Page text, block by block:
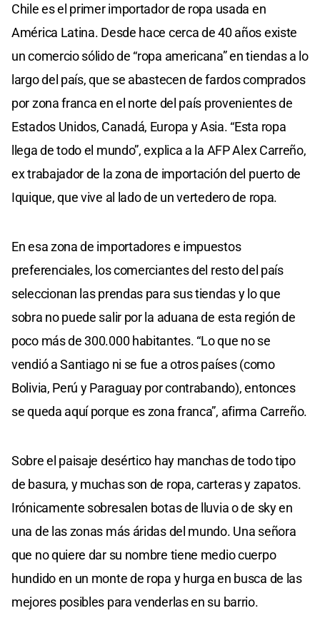
Chile es el primer importador de ropa usada en
América Latina. Desde hace cerca de 40 años existe
un comercio sólido de “ropa americana” en tiendas a lo
largo del país, que se abastecen de fardos comprados
por zona franca en el norte del país provenientes de
Estados Unidos, Canadá, Europa y Asia. “Esta ropa
llega de todo el mundo”, explica a la AFP Alex Carreño,
ex trabajador de la zona de importación del puerto de
Iquique, que vive al lado de un vertedero de ropa.
En esa zona de importadores e impuestos
preferenciales, los comerciantes del resto del país
seleccionan las prendas para sus tiendas y lo que
sobra no puede salir por la aduana de esta región de
poco más de 300.000 habitantes. “Lo que no se
vendió a Santiago ni se fue a otros países (como
Bolivia, Perú y Paraguay por contrabando), entonces
se queda aquí porque es zona franca”, afirma Carreño.
Sobre el paisaje desértico hay manchas de todo tipo
de basura, y muchas son de ropa, carteras y zapatos.
Irónicamente sobresalen botas de lluvia o de sky en
una de las zonas más áridas del mundo. Una señora
que no quiere dar su nombre tiene medio cuerpo
hundido en un monte de ropa y hurga en busca de las
mejores posibles para venderlas en su barrio.